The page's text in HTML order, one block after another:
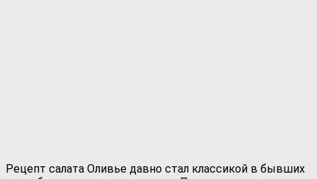
Рецепт салата Оливье давно стал классикой в бывших